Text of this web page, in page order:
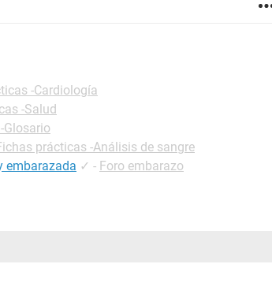
-Cardiología
-Salud
Glosario
prácticas -Análisis de sangre
embarazada ✓ - Foro embarazo